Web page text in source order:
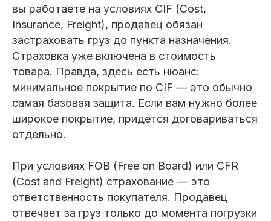
вы работаете на условиях CIF (Cost,
Insurance, Freight), продавец обязан
застраховать груз до пункта назначения.
Страховка уже включена в стоимость
товара. Правда, здесь есть нюанс:
минимальное покрытие по CIF — это обычно
самая базовая защита. Если вам нужно более
широкое покрытие, придется договариваться
отдельно.
При условиях FOB (Free on Board) или CFR
(Cost and Freight) страхование — это
ответственность покупателя. Продавец
отвечает за груз только до момента погрузки